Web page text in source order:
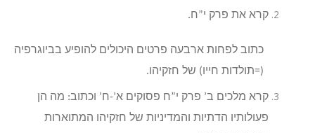
קרא את פרק י”ח.
כתוב לפחות ארבעה פרטים היכולים להופיע בביוגרפיה
(=תולדות חייו) של חזקיהו.
קרא מלכים ב’ פרק י”ח פסוקים א’-ח’ וכתוב: מה הן
פעולותיו הדתיות והמדיניות של חזקיהו המתוארות